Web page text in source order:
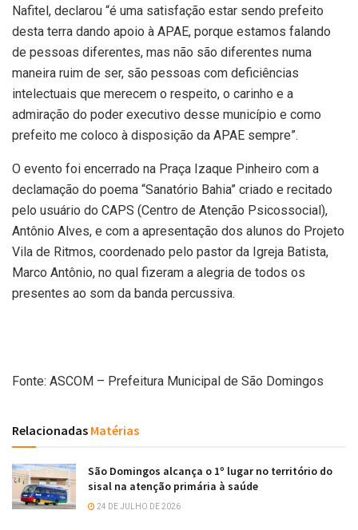
Nafitel, declarou “é uma satisfação estar sendo prefeito
desta terra dando apoio à APAE, porque estamos falando
de pessoas diferentes, mas não são diferentes numa
maneira ruim de ser, são pessoas com deficiências
intelectuais que merecem o respeito, o carinho e a
admiração do poder executivo desse município e como
prefeito me coloco à disposição da APAE sempre”.
O evento foi encerrado na Praça Izaque Pinheiro com a
declamação do poema “Sanatório Bahia” criado e recitado
pelo usuário do CAPS (Centro de Atenção Psicossocial),
Antônio Alves, e com a apresentação dos alunos do Projeto
Vila de Ritmos, coordenado pelo pastor da Igreja Batista,
Marco Antônio, no qual fizeram a alegria de todos os
presentes ao som da banda percussiva.
Fonte: ASCOM – Prefeitura Municipal de São Domingos
Relacionadas Matérias
São Domingos alcança o 1º lugar no território do
sisal na atenção primária à saúde
24 DE JULHO DE 2026